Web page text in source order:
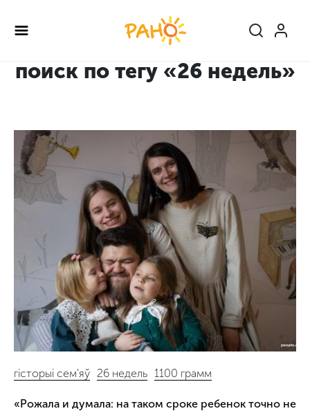
основному
содержанию
поиск по тегу «26 недель»
гісторыі сем'яў 26 недель 1100 грамм
«Рожала и думала: на таком сроке ребенок точно не